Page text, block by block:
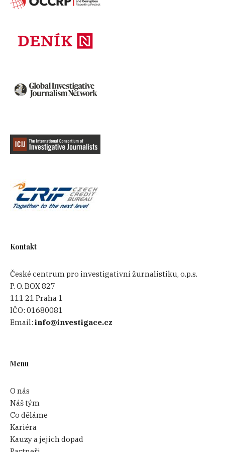
Kontakt
České centrum pro investigativní žurnalistiku, o.p.s.
P. O. BOX 827
111 21 Praha 1
IČO:01680081
Email:info@investigace.cz
Menu
O nás
Náš tým
Co děláme
Kariéra
Kauzy a jejich dopad